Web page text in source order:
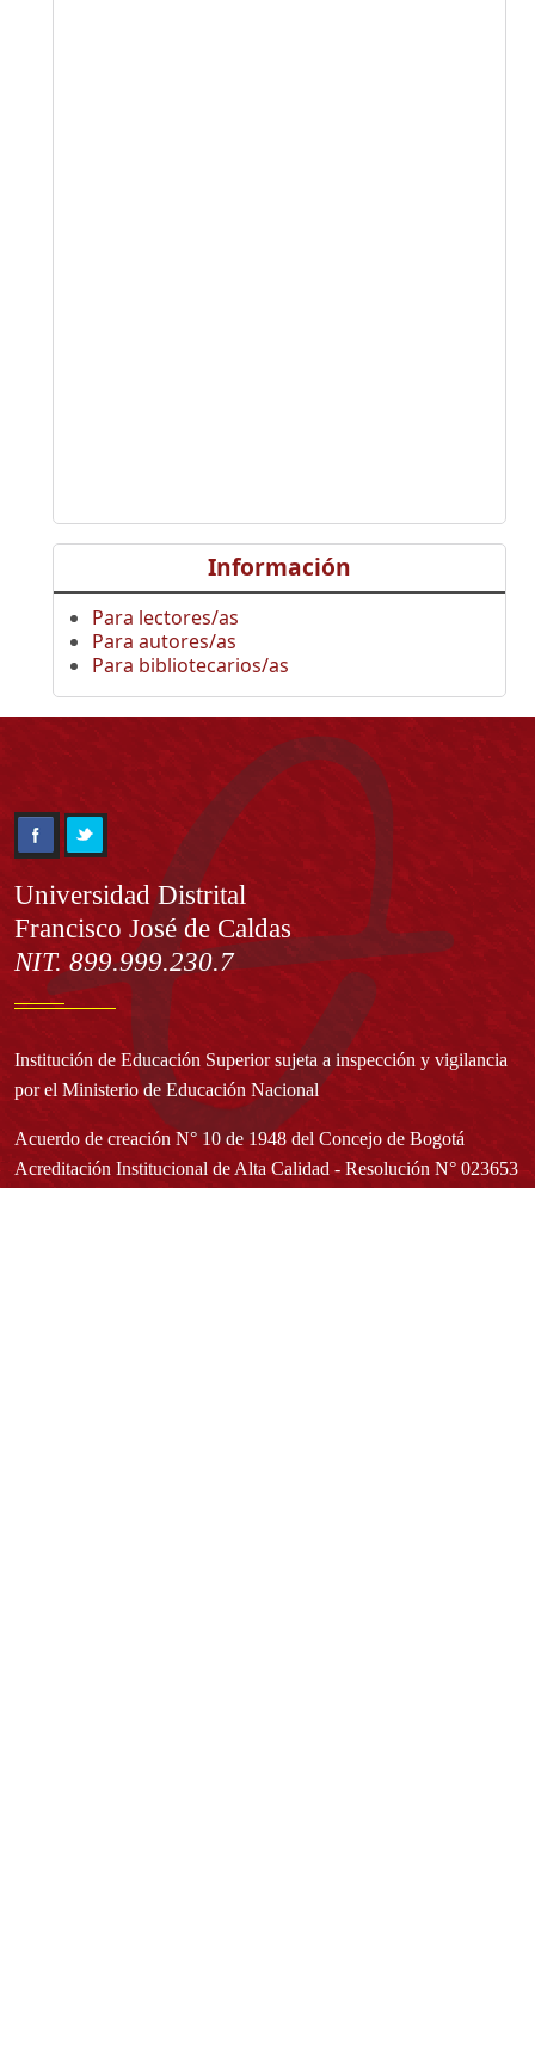
Información
Para lectores/as
Para autores/as
Para bibliotecarios/as
Información
Universidad Distrital
Francisco José de Caldas
NIT. 899.999.230.7
Institución de Educación Superior sujeta a inspección y vigilancia
por el Ministerio de Educación Nacional
Acuerdo de creación N° 10 de 1948 del Concejo de Bogotá
Acreditación Institucional de Alta Calidad - Resolución N° 023653